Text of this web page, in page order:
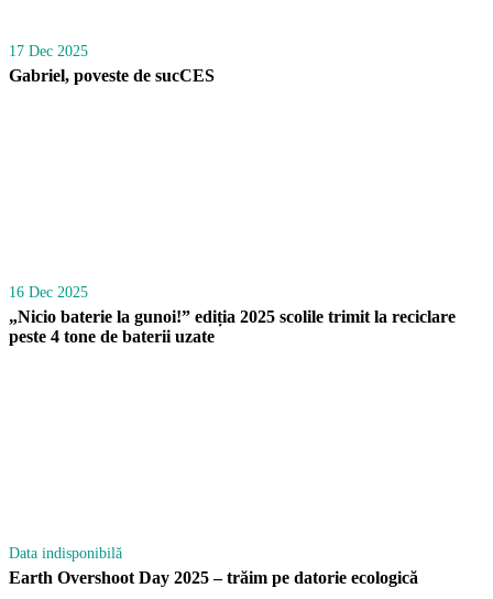
17 Dec 2025
Gabriel, poveste de sucCES
16 Dec 2025
„Nicio baterie la gunoi!” ediția 2025 scolile trimit la reciclare
peste 4 tone de baterii uzate
Data indisponibilă
Earth Overshoot Day 2025 – trăim pe datorie ecologică